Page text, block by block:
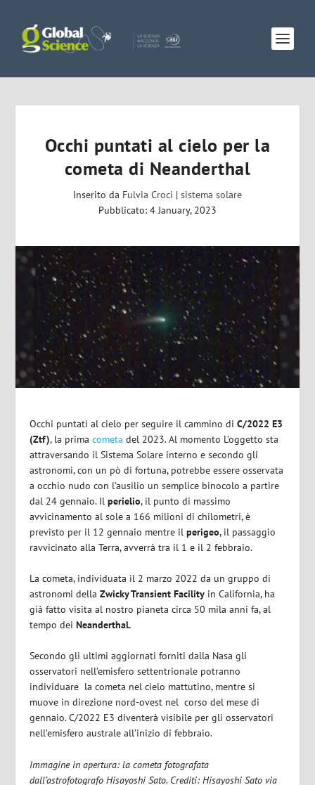
Occhi puntati al cielo per la
cometa di Neanderthal
Inserito da Fulvia Croci | sistema solare
Pubblicato: 4 January, 2023
Occhi puntati al cielo per seguire il cammino diC/2022 E3
(Ztf), la primacometa del 2023. Al momento L’oggetto sta
attraversando il Sistema Solare interno e secondo gli
astronomi, con un pò di fortuna, potrebbe essere osservata
a occhio nudo con l’ausilio un semplice binocolo a partire
dal 24 gennaio. Ilperielio, il punto di massimo
avvicinamento al sole a 166 milioni di chilometri, è
previsto per il 12 gennaio mentre ilperigeo, il passaggio
ravvicinato alla Terra,avverrà tra il 1 e il 2 febbraio.
La cometa, individuata il 2 marzo 2022 da un gruppo di
astronomi dellaZwicky Transient Facility in California, ha
già fatto visita al nostro pianeta circa 50 mila anni fa, al
tempo deiNeanderthal.
Secondo gli ultimi aggiornati forniti dalla Nasa gli
osservatori nell’emisfero settentrionale potranno
individuare la cometa nel cielo mattutino, mentre si
muove in direzione nord-ovest nel corso del mese di
gennaio. C/2022 E3 diventerà visibile per gli osservatori
nell’emisfero australe all’inizio di febbraio.
Immagine in apertura: la cometa fotografata
dall’astrofotografo Hisayoshi Sato. Crediti: Hisayoshi Sato via